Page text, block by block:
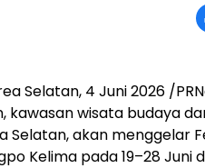
Selatan, 4 Juni 2026 /
kawasan wisata budaya
Selatan, akan menggelar
Kelima pada 19–28 Juni